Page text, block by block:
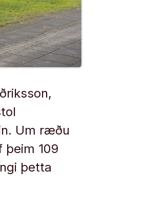
Um ræðu
þeim 109
þetta